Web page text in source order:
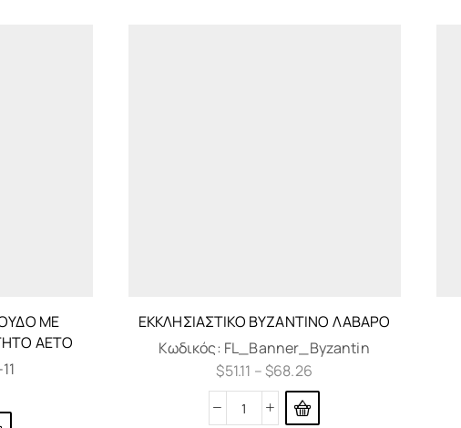
ΜΕ
ΑΕΤΌ
ΕΚΚΛΗΣΙΑΣΤΙΚΌ ΒΥΖΑΝΤΙΝΌ ΛΆΒΑΡΟ
Κωδικός: FL_Banner_Byzantin
$51.11 –$68.26